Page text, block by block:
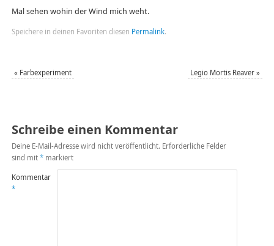
Mal sehen wohin der Wind mich weht.
Speichere in deinen Favoriten diesen Permalink.
« Farbexperiment Legio Mortis Reaver»
Schreibe einen Kommentar
Deine E-Mail-Adresse wird nicht veröffentlicht. Erforderliche Felder
sind mit *markiert
Kommentar
*